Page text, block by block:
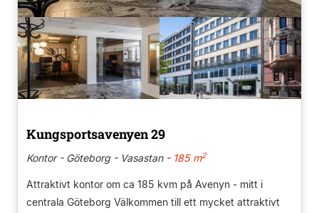
Kungsportsavenyen 29
Kontor - Göteborg - Vasastan -185 m2
Attraktivt kontor om ca 185 kvm på Avenyn - mitt i
centrala Göteborg Välkommen till ett mycket attraktivt